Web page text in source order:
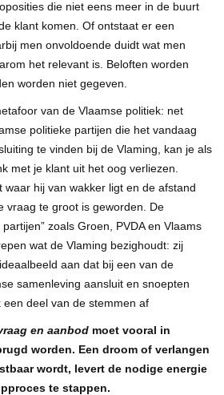
die niet eens meer in de buurt
klant komen. Of ontstaat er een
men onvoldoende duidt wat men
het relevant is. Beloften worden
worden niet gegeven.
van de Vlaamse politiek: net
politieke partijen die het vandaag
te vinden bij de Vlaming, kan je als
met je klant uit het oog verliezen.
waar hij van wakker ligt en de afstand
vraag te groot is geworden. De
zoals Groen, PVDA en Vlaams
wat de Vlaming bezighoudt: zij
aan dat bij een van de
samenleving aansluit en snoepten
deel van de stemmen af
en aanbod moet vooral in
worden. Een droom of verlangen
wordt, levert de nodige energie
te stappen.